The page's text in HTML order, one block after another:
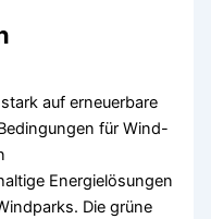
auf erneuerbare
für Wind-
Energielösungen
Die grüne